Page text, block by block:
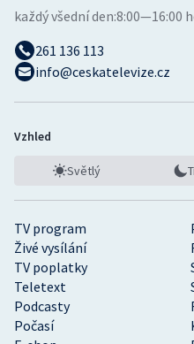
TV program
Živé vysílání
TV poplatky
Teletext
Podcasty
Počasí
každý všední den:8:00—16:00
261 136 113
info@ceskatelevize.cz
Vzhled
Světlý